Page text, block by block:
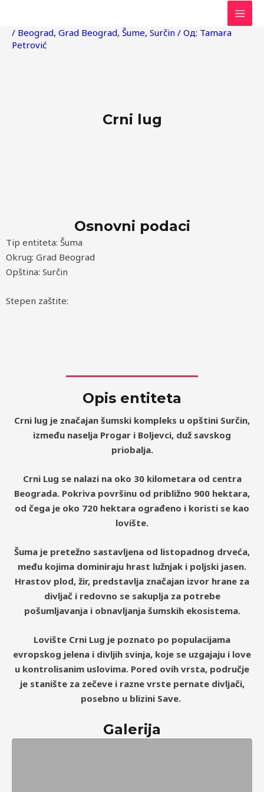
садржај
/ Beograd, Grad Beograd, Šume, Surčin / Од: Tamara
Petrović
Crni lug
Osnovni podaci
Tip entiteta: Šuma
Okrug: Grad Beograd
Opština: Surčin
Stepen zaštite:
Opis entiteta
Crni lug je značajan šumski kompleks u opštini Surčin,
između naselja Progar i Boljevci, duž savskog
priobalja.
Crni Lug se nalazi na oko 30 kilometara od centra
Beograda. Pokriva površinu od približno 900 hektara,
od čega je oko 720 hektara ograđeno i koristi se kao
lovište.
Šuma je pretežno sastavljena od listopadnog drveća,
među kojima dominiraju hrast lužnjak i poljski jasen.
Hrastov plod, žir, predstavlja značajan izvor hrane za
divljač i redovno se sakuplja za potrebe
pošumljavanja i obnavljanja šumskih ekosistema.
Lovište Crni Lug je poznato po populacijama
evropskog jelena i divljih svinja, koje se uzgajaju i love
u kontrolisanim uslovima. Pored ovih vrsta, područje
je stanište za zečeve i razne vrste pernate divljači,
posebno u blizini Save.
Galerija